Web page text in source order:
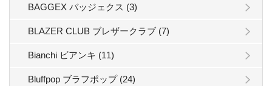
BAGGEX バッジェクス (3)
BLAZER CLUB ブレザークラブ (7)
Bianchi ビアンキ (11)
Bluffpop ブラフポップ (24)